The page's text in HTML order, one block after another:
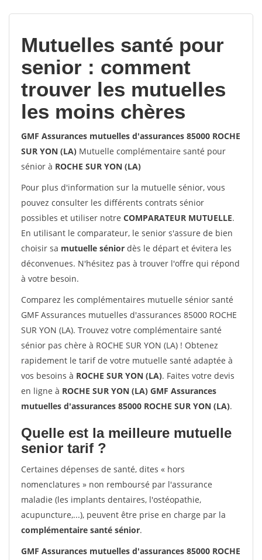
Mutuelles santé pour
senior : comment
trouver les mutuelles
les moins chères
GMF Assurances mutuelles d'assurances 85000 ROCHE
SUR YON (LA) Mutuelle complémentaire santé pour
sénior à ROCHE SUR YON (LA)
Pour plus d'information sur la mutuelle sénior, vous
pouvez consulter les différents contrats sénior
possibles et utiliser notre COMPARATEUR MUTUELLE.
En utilisant le comparateur, le senior s'assure de bien
choisir sa mutuelle sénior dès le départ et évitera les
déconvenues. N'hésitez pas à trouver l'offre qui répond
à votre besoin.
Comparez les complémentaires mutuelle sénior santé
GMF Assurances mutuelles d'assurances 85000 ROCHE
SUR YON (LA). Trouvez votre complémentaire santé
sénior pas chère à ROCHE SUR YON (LA) ! Obtenez
rapidement le tarif de votre mutuelle santé adaptée à
vos besoins à ROCHE SUR YON (LA). Faites votre devis
en ligne à ROCHE SUR YON (LA) GMF Assurances
mutuelles d'assurances 85000 ROCHE SUR YON (LA).
Quelle est la meilleure mutuelle
senior tarif ?
Certaines dépenses de santé, dites « hors
nomenclatures » non remboursé par l'assurance
maladie (les implants dentaires, l'ostéopathie,
acupuncture,...), peuvent être prise en charge par la
complémentaire santé sénior.
GMF Assurances mutuelles d'assurances 85000 ROCHE